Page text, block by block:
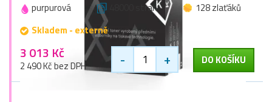
purpurová 48000 stran
128 zlaťáků
Skladem - externě
3 013 Kč
2 490 Kč bez DPH - + DO KOŠÍKU